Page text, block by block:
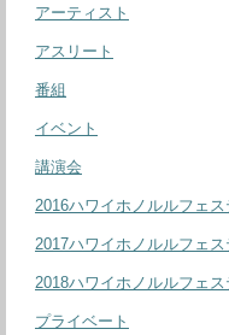
アーティスト
アスリート
番組
イベント
講演会
2016ハワイホノルルフェ
2017ハワイホノルルフェ
2018ハワイホノルルフェ
プライベート